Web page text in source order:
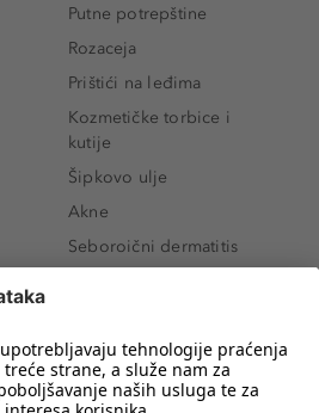
Putne potrepštine
Rozaceja
Prištići na leđima
Kozmetičke torbice i
kutije
Šipkovo ulje
Akne
Seboroični dermatitis
Novo
Koji mi parfem